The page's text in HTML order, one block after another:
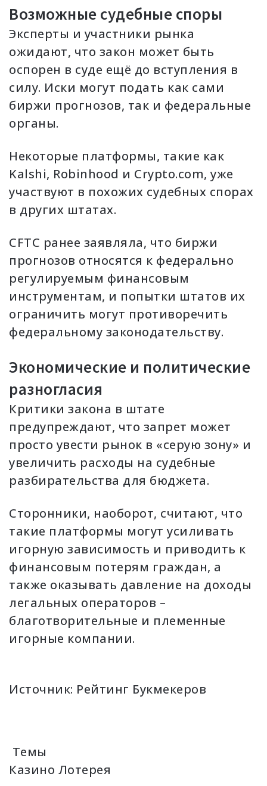
Возможные судебные споры
Эксперты и участники рынка
ожидают, что закон может быть
оспорен в суде ещё до вступления в
силу. Иски могут подать как сами
биржи прогнозов, так и федеральные
органы.
Некоторые платформы, такие как
Kalshi, Robinhood и Crypto.com, уже
участвуют в похожих судебных спорах
в других штатах.
CFTC ранее заявляла, что биржи
прогнозов относятся к федерально
регулируемым финансовым
инструментам, и попытки штатов их
ограничить могут противоречить
федеральному законодательству.
Экономические и политические
разногласия
Критики закона в штате
предупреждают, что запрет может
просто увести рынок в «серую зону» и
увеличить расходы на судебные
разбирательства для бюджета.
Сторонники, наоборот, считают, что
такие платформы могут усиливать
игорную зависимость и приводить к
финансовым потерям граждан, а
также оказывать давление на доходы
легальных операторов –
благотворительные и племенные
игорные компании.
Источник: Рейтинг Букмекеров
Темы
Казино Лотерея